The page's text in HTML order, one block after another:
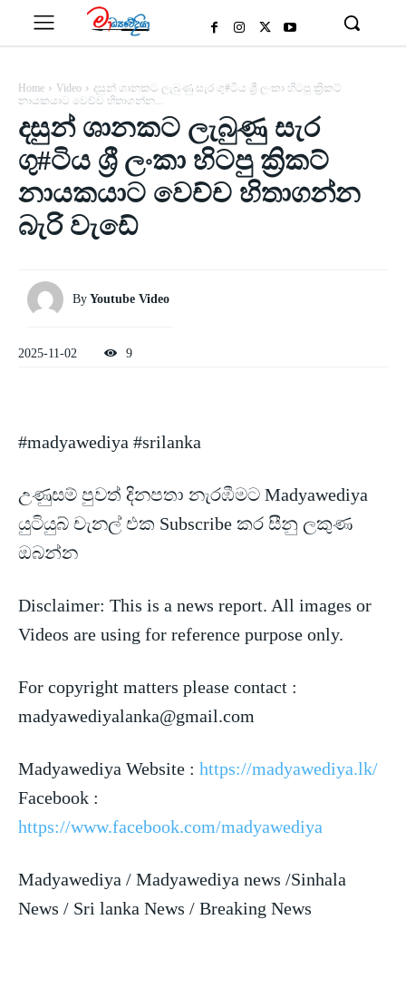
Home Video
දසුන් ශානකට ලැබුණු සැර ගු#ටිය ශ්‍රී ලංකා හිටපු ක්‍රිකට්
නායකයාට වෙච්ච හිතාගන්න...
දසුන් ශානකට ලැබුණු සැර
ගු#ටිය ශ්‍රී ලංකා හිටපු ක්‍රිකට්
නායකයාට වෙච්ච හිතාගන්න
බැරි වැඩේ
By Youtube Video
2025-11-02 9
#madyawediya #srilanka
උණුසම් පුවත් දිනපතා නැරඹීමට Madyawediya
යුටියුබ් චැනල් එක Subscribe කර සීනු ලකුණ
ඔබන්න
Disclaimer: This is a news report. All images or
Videos are using for reference purpose only.
For copyright matters please contact :
madyawediyalanka@gmail.com
Madyawediya Website : https://madyawediya.lk/
Facebook :
https://www.facebook.com/madyawediya
Madyawediya / Madyawediya news /Sinhala
News / Sri lanka News / Breaking News